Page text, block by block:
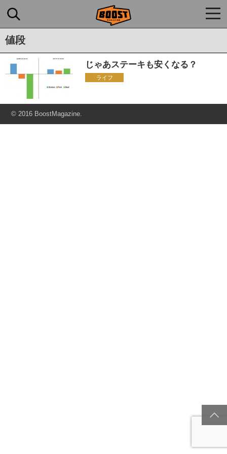
値段
じゃあステーキも安くなる？
ライフ
© 2016 BoostMagazine.